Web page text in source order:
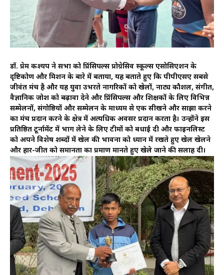
डॉ. प्रेम कश्यप ने सभा को प्रिंसिपल्स प्रोग्रेसिव स्कूल्स एसोसिएशन के
दृष्टिकोण और मिशन के बारे में बताया, यह बताते हुए कि पीपीएसए सबसे
जीवंत मंच है और यह युवा उभरते नागरिकों को खेलों, नाट्य कौशल, संगीत,
वैज्ञानिक जोश को बढ़ावा देने और प्रिंसिपल्स और शिक्षकों के लिए विभिन्न
सम्मेलनों, संगोष्ठियों और सम्मेलन के माध्यम से एक सीखने और साझा करने
का मंच प्रदान करने के क्षेत्र में अत्यधिक अवसर प्रदान करता है। उन्होंने इस
प्रतिष्ठित टूर्नामेंट में भाग लेने के लिए टीमों को बधाई दी और फाइनलिस्ट
को अपने विशेष शब्दों में खेल की भावना को ध्यान में रखते हुए खेल खेलने
और हार-जीत को समानता का प्रमाण मानते हुए खेले जाने की सलाह दी।